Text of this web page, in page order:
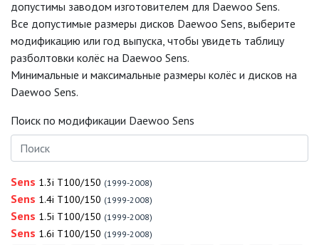
допустимы заводом изготовителем для Daewoo Sens.
Все допустимые размеры дисков Daewoo Sens, выберите
модификацию или год выпуска, чтобы увидеть таблицу
разболтовки колёс на Daewoo Sens.
Минимальные и максимальные размеры колёс и дисков на
Daewoo Sens.
Поиск по модификации Daewoo Sens
Sens 1.3i T100/150 (1999-2008)
Sens 1.4i T100/150 (1999-2008)
Sens 1.5i T100/150 (1999-2008)
Sens 1.6i T100/150 (1999-2008)